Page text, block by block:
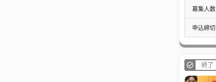
募集人数
申込締切
終了